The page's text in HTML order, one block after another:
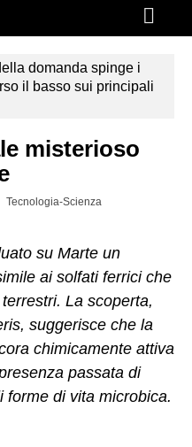
domanda spinge i
il basso sui principali
misterioso
Tecnologia-Scienza
su Marte un
ai solfati ferrici che
La scoperta,
suggerisce che la
chimicamente attiva
passata di
forme di vita microbica.